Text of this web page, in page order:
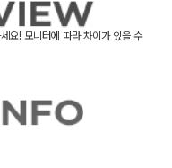
요! 모니터에 따라 차이가 있을 수